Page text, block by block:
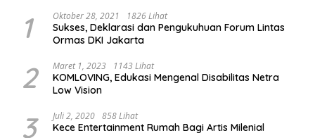
1 Oktober 28, 2021 1826 Lihat
Sukses, Deklarasi dan Pengukuhuan Forum Lintas
Ormas DKI Jakarta
2 Maret 1, 2023 1143 Lihat
KOMLOVING, Edukasi Mengenal Disabilitas Netra
Low Vision
3 Juli 2, 2020 858 Lihat
Kece Entertainment Rumah Bagi Artis Milenial